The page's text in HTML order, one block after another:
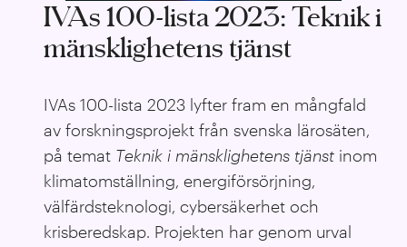
IVAs 100-lista 2023: Teknik i
mänsklighetens tjänst
IVAs 100-lista 2023 lyfter fram en mångfald
av forskningsprojekt från svenska lärosäten,
på temat Teknik i mänsklighetens tjänst inom
klimatomställning, energiförsörjning,
välfärdsteknologi, cybersäkerhet och
krisberedskap. Projekten har genom urval